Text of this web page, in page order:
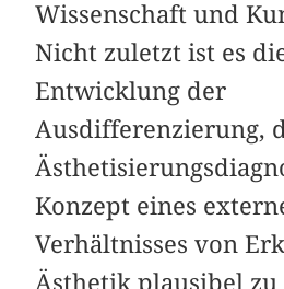
Wissenschaft und
Nicht zuletzt ist es
Entwicklung der
Ausdifferenzierung,
Konzept eines
Verhältnisses von
Ästhetik plausibel zu